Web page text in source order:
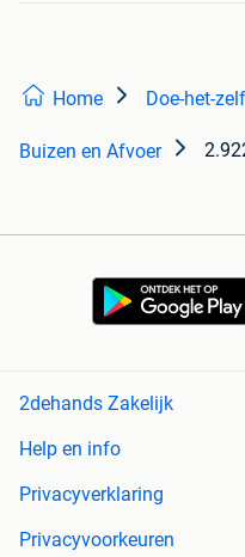
Home Doe-het-
Buizen en Afvoer
2dehands Zakelijk
Help en info
Privacyverklaring
Privacyvoorkeuren